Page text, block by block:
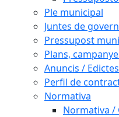
Ple municipal
Juntes de govern
Pressupost
Plans,
Anuncis / Edictes
Perfil de
Normativa
Normativa /